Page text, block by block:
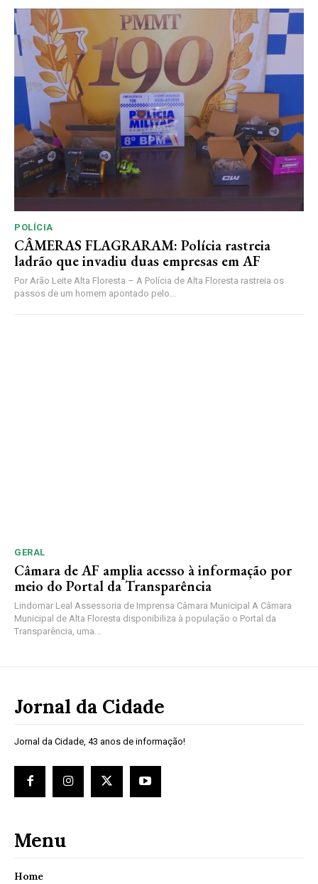
POLÍCIA
CÂMERAS FLAGRARAM: Polícia rastreia
ladrão que invadiu duas empresas em AF
Por Arão Leite Alta Floresta – A Polícia de Alta Floresta rastreia os
passos de um homem apontado pelo...
GERAL
Câmara de AF amplia acesso à informação por
meio do Portal da Transparência
Lindomar Leal Assessoria de Imprensa Câmara Municipal A Câmara
Municipal de Alta Floresta disponibiliza à população o Portal da
Transparência, uma...
Jornal da Cidade
Jornal da Cidade, 43 anos de informação!
Menu
Home